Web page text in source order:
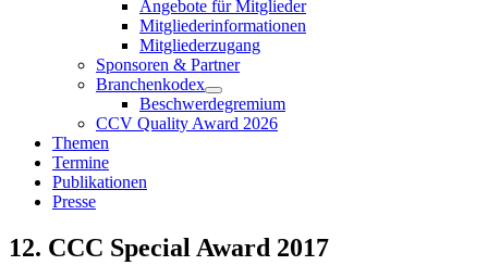
Angebote für Mitglieder
Mitgliederinformationen
Mitgliederzugang
Sponsoren & Partner
Branchenkodex
Beschwerdegremium
CCV Quality Award 2026
Themen
Termine
Publikationen
Presse
12. CCC Special Award 2017